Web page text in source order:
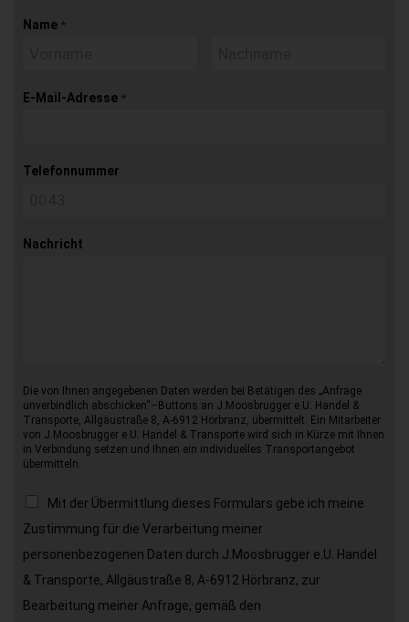
Name *
E-Mail-Adresse *
Telefonnummer
Nachricht
Die von Ihnen angegebenen Daten werden bei Betätigen des „Anfrage
unverbindlich abschicken“–Buttons an J.Moosbrugger e.U. Handel &
Transporte, Allgäustraße 8, A-6912 Hörbranz, übermittelt. Ein Mitarbeiter
von J.Moosbrugger e.U. Handel & Transporte wird sich in Kürze mit Ihnen
in Verbindung setzen und Ihnen ein individuelles Transportangebot
übermitteln.
Mit der Übermittlung dieses Formulars gebe ich meine
Zustimmung für die Verarbeitung meiner
personenbezogenen Daten durch J.Moosbrugger e.U. Handel
& Transporte, Allgäustraße 8, A-6912 Hörbranz, zur
Bearbeitung meiner Anfrage, gemäß den